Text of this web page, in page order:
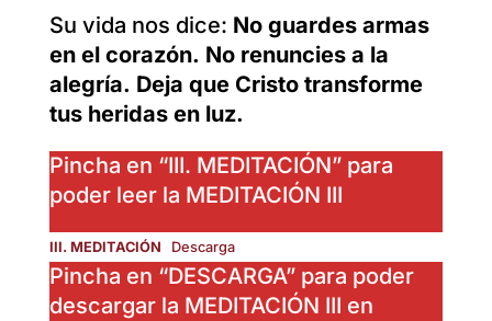
Su vida nos dice: No guardes armas
en el corazón. No renuncies a la
alegría. Deja que Cristo transforme
tus heridas en luz.
Pincha en “III. MEDITACIÓN” para
poder leer la MEDITACIÓN III
III. MEDITACIÓN Descarga
Pincha en “DESCARGA” para poder
descargar la MEDITACIÓN III en